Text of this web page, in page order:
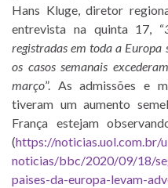
Hans Kluge, diretor
entrevista na quinta 17, “
registradas em toda a Europa
os casos semanais
março”. As admissões e
tiveram um aumento
França estejam
(https://noticias.uol.com.br/
noticias/bbc/2020/09/18/
paises-da-europa-levam-